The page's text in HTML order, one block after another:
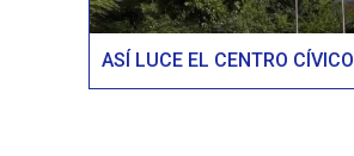
ASÍ LUCE EL CENTRO CÍVICO